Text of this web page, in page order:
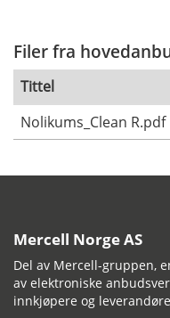
Filer fra
Tittel
Nolikums_Clean R.pdf
Mercell Norge AS
Del av Mercell-gruppen,
av elektroniske
innkjøpere og